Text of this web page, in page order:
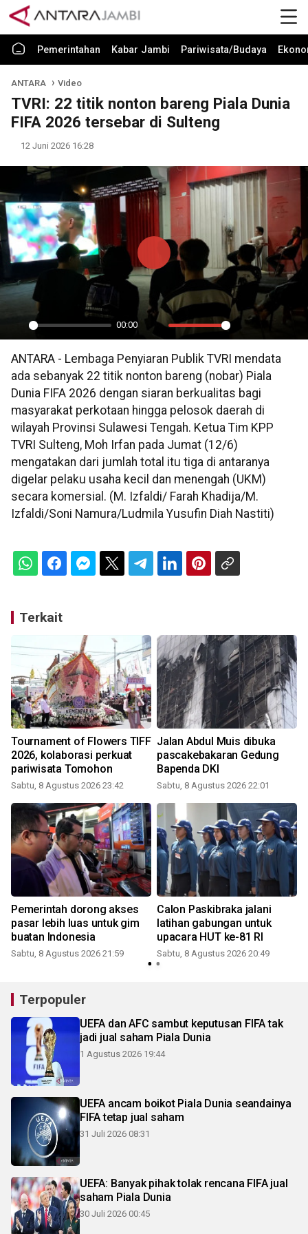
Pemerintahan Kabar Jambi Pariwisata/Budaya
ANTARA Video
TVRI: 22 titik nonton bareng Piala Dunia
FIFA 2026 tersebar di Sulteng
12 Juni 2026 16:28
Play
00:00
Mute Settings
PIP
Play
ANTARA - Lembaga Penyiaran Publik TVRI mendata
ada sebanyak 22 titik nonton bareng (nobar) Piala
Dunia FIFA 2026 dengan siaran berkualitas bagi
masyarakat perkotaan hingga pelosok daerah di
wilayah Provinsi Sulawesi Tengah. Ketua Tim KPP
TVRI Sulteng, Moh Irfan pada Jumat (12/6)
mengatakan dari jumlah total itu tiga di antaranya
digelar pelaku usaha kecil dan menengah (UKM)
secara komersial. (M. Izfaldi/ Farah Khadija/M.
Izfaldi/Soni Namura/Ludmila Yusufin Diah Nastiti)
Terkait
Tournament of Flowers TIFF
2026, kolaborasi perkuat
pariwisata Tomohon
Sabtu, 8 Agustus 2026 23:42
Jalan Abdul Muis dibuka
pascakebakaran Gedung
Bapenda DKI
Sabtu, 8 Agustus 2026 22:01
Pemerintah dorong akses
pasar lebih luas untuk gim
buatan Indonesia
Sabtu, 8 Agustus 2026 21:59
Calon Paskibraka jalani
latihan gabungan untuk
upacara HUT ke-81 RI
Sabtu, 8 Agustus 2026 20:49
Terpopuler
UEFA dan AFC sambut keputusan FIFA tak
jadi jual saham Piala Dunia
1 Agustus 2026 19:44
UEFA ancam boikot Piala Dunia seandainya
FIFA tetap jual saham
31 Juli 2026 08:31
UEFA: Banyak pihak tolak rencana FIFA jual
saham Piala Dunia
30 Juli 2026 00:45